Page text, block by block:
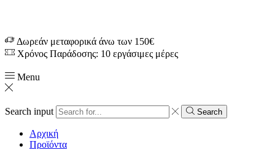
Δωρεάν μεταφορικά άνω των 150€
Χρόνος Παράδοσης: 10 εργάσιμες μέρες
Menu
Search input Search
Αρχική
Προϊόντα